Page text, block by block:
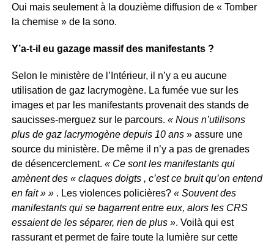
Oui mais seulement à la douzième diffusion de « Tomber
la chemise » de la sono.
Y’a-t-il eu gazage massif des manifestants ?
Selon le ministère de l’Intérieur, il n’y a eu aucune
utilisation de gaz lacrymogène. La fumée vue sur les
images et par les manifestants provenait des stands de
saucisses-merguez sur le parcours. « Nous n’utilisons
plus de gaz lacrymogène depuis 10 ans » assure une
source du ministère. De même il n’y a pas de grenades
de désencerclement. « Ce sont les manifestants qui
amènent des « claques doigts , c’est ce bruit qu’on entend
en fait » ». Les violences policières? « Souvent des
manifestants qui se bagarrent entre eux, alors les CRS
essaient de les séparer, rien de plus ». Voilà qui est
rassurant et permet de faire toute la lumière sur cette